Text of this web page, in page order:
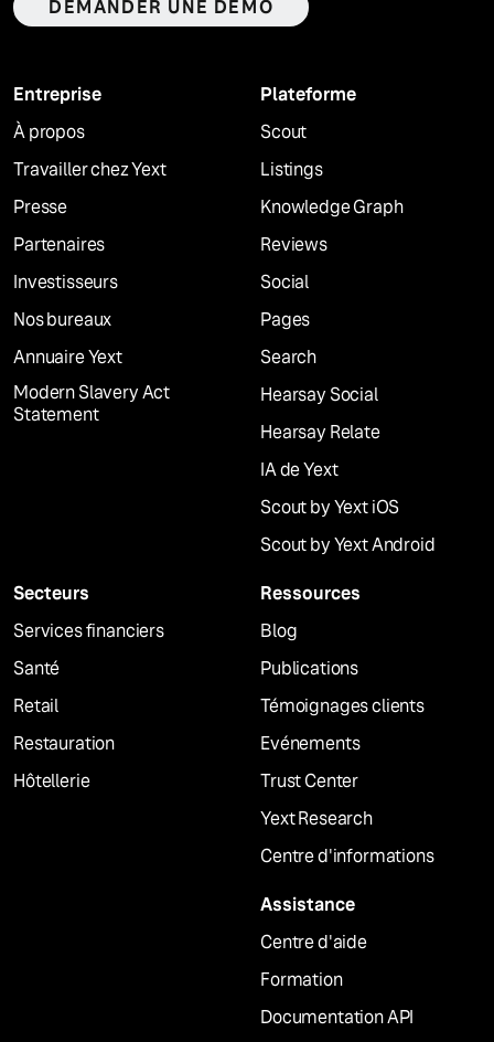
DEMANDER UNE DÉMO
Entreprise
À propos
Travailler chez Yext
Presse
Partenaires
Investisseurs
Nos bureaux
Annuaire Yext
Modern Slavery Act
Statement
Plateforme
Scout
Listings
Knowledge Graph
Reviews
Social
Pages
Search
Hearsay Social
Hearsay Relate
IA de Yext
Scout by Yext iOS
Scout by Yext Android
Secteurs
Services financiers
Santé
Retail
Restauration
Hôtellerie
Ressources
Blog
Publications
Témoignages clients
Evénements
Trust Center
Yext Research
Centre d'informations
Assistance
Centre d'aide
Formation
Documentation API